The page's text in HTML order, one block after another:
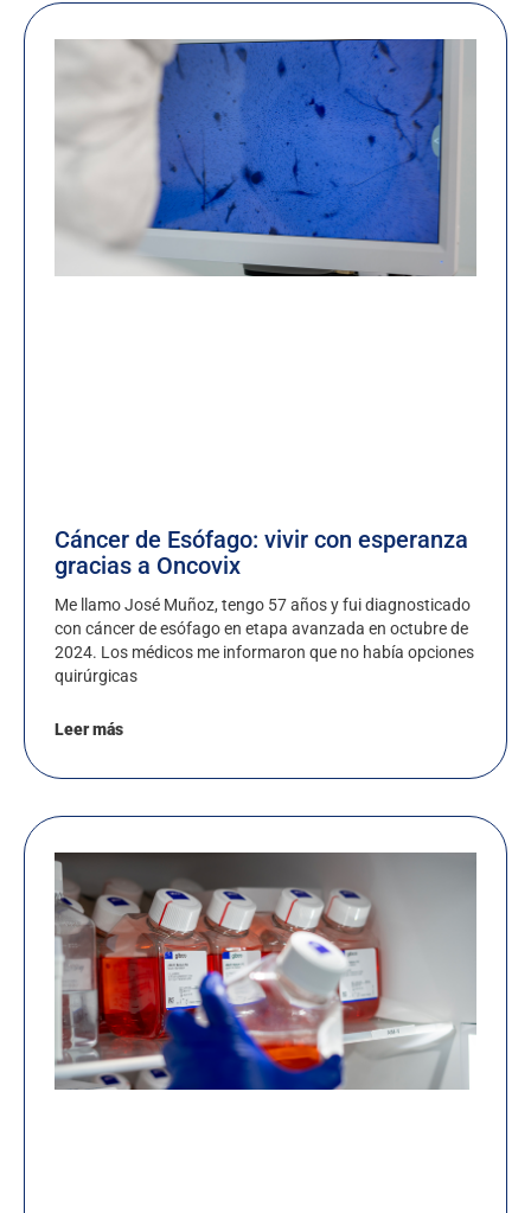
Cáncer de Esófago: vivir con esperanza
gracias a Oncovix
Me llamo José Muñoz, tengo 57 años y fui diagnosticado
con cáncer de esófago en etapa avanzada en octubre de
2024. Los médicos me informaron que no había opciones
quirúrgicas
Leer más